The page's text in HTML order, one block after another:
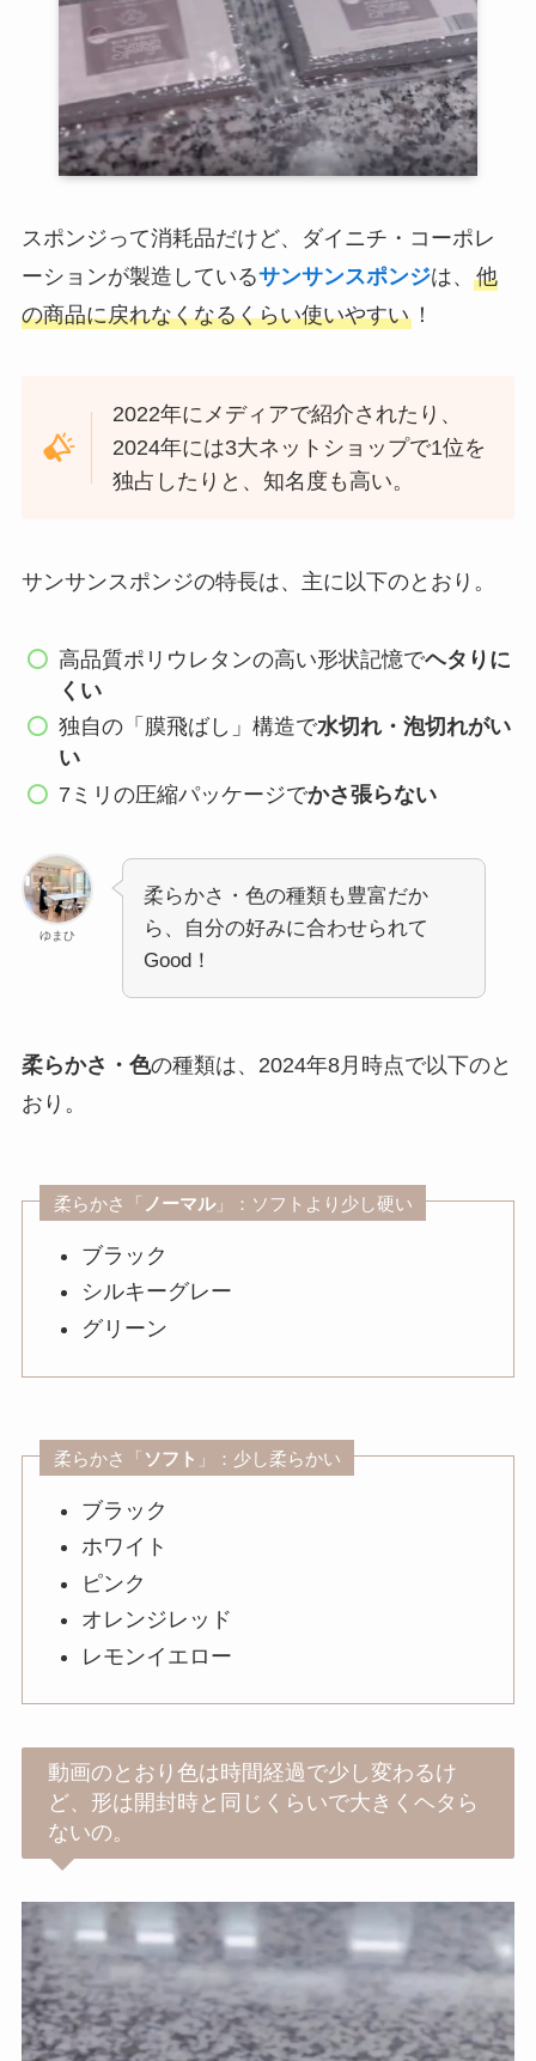
スポンジって消耗品だけど、ダイニチ・コーポレ
ーションが製造しているサンサンスポンジは、 他
の商品に戻れなくなるくらい使いやすい！
2022年にメディアで紹介されたり、
2024年には3大ネットショップで1位を
独占したりと、知名度も高い。
サンサンスポンジの特長は、主に以下のとおり。
高品質ポリウレタンの高い形状記憶でヘタりに
くい
独自の「膜飛ばし」構造で水切れ・泡切れがい
い
7ミリの圧縮パッケージでかさ張らない
ゆまひ
柔らかさ・色の種類も豊富だか
ら、自分の好みに合わせられて
Good！
柔らかさ・色の種類は、2024年8月時点で以下のと
おり。
柔らかさ「 ノーマル」：ソフトより少し硬い
ブラック
シルキーグレー
グリーン
柔らかさ「 ソフト 」：少し柔らかい
ブラック
ホワイト
ピンク
オレンジレッド
レモンイエロー
動画のとおり色は時間経過で少し変わるけ
ど、形は開封時と同じくらいで大きくヘタら
ないの。